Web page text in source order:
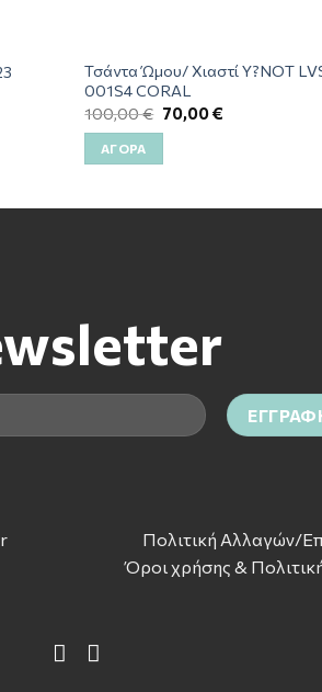
Τσάντα Ώμου/ Χιαστί Y?NOT
001S4 CORAL
100,00€ 70,00€
ΑΓΟΡΆ
r
Πολιτική Αλλαγών/
Όροι χρήσης &